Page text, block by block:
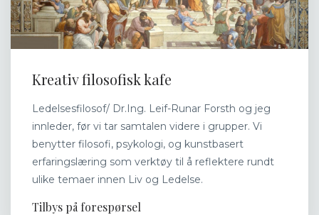
Kreativ filosofisk kafe
Ledelsesfilosof/ Dr.Ing. Leif-Runar Forsth og jeg
innleder, før vi tar samtalen videre i grupper. Vi
benytter filosofi, psykologi, og kunstbasert
erfaringslæring som verktøy til å reflektere rundt
ulike temaer innen Liv og Ledelse.
Tilbys på forespørsel